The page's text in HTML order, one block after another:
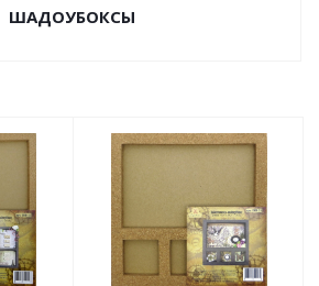
ШАДОУБОКСЫ